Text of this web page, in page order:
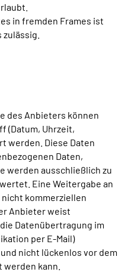
in fremden Frames ist
des Anbieters können
(Datum, Uhrzeit,
werden. Diese Daten
Daten,
werden ausschließlich zu
Eine Weitergabe an
kommerziellen
Anbieter weist
Datenübertragung im
per E-Mail)
nicht lückenlos vor dem
kann.